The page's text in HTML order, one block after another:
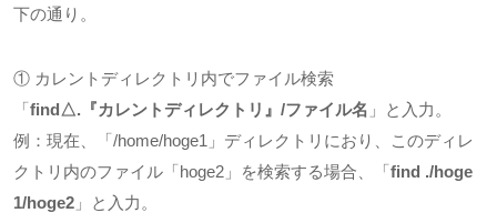
下の通り。
① カレントディレクトリ内でファイル検索
「 find△. 『カレントディレクトリ』 /ファイル名 」と入力。
例：現在、「 /home/hoge1 」ディレクトリにおり、このディレ
クトリ内のファイル「 hoge2 」を検索する場合、「 find ./hoge
1/hoge2 」と入力。